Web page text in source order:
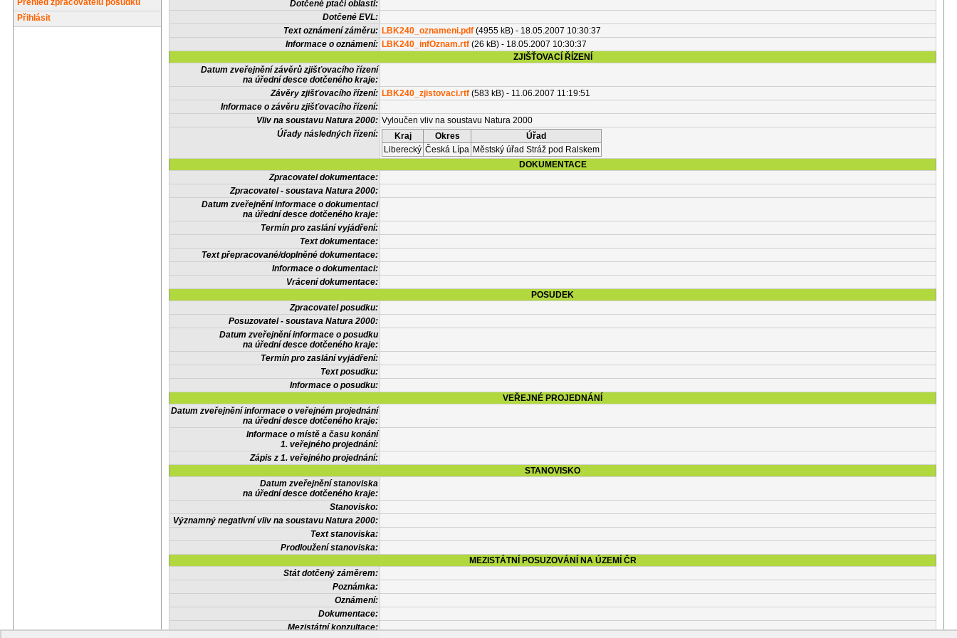
Přehled zpracovatelů posudků
Přihlásit
Dotčené ptačí oblasti:
Dotčené EVL:
Text oznámení záměru: LBK240_oznameni.pdf (4955 kB) - 18.05.2007 10:30:37
Informace o oznámení: LBK240_infOznam.rtf (26 kB) - 18.05.2007 10:30:37
ZJIŠŤOVACÍ ŘÍZENÍ
Datum zveřejnění závěrů zjišťovacího řízení
na úřední desce dotčeného kraje:
Závěry zjišťovacího řízení: LBK240_zjistovaci.rtf (583 kB) - 11.06.2007 11:19:51
Informace o závěru zjišťovacího řízení:
Vliv na soustavu Natura 2000: Vyloučen vliv na soustavu Natura 2000
Úřady následných řízení:
Kraj Okres
Úřad
Liberecký Česká Lípa Městský úřad Stráž pod Ralskem
DOKUMENTACE
Zpracovatel dokumentace:
Zpracovatel - soustava Natura 2000:
Datum zveřejnění informace o dokumentaci
na úřední desce dotčeného kraje:
Termín pro zaslání vyjádření:
Text dokumentace:
Text přepracované/doplněné dokumentace:
Informace o dokumentaci:
Vrácení dokumentace:
POSUDEK
Zpracovatel posudku:
Posuzovatel - soustava Natura 2000:
Datum zveřejnění informace o posudku
na úřední desce dotčeného kraje:
Termín pro zaslání vyjádření:
Text posudku:
Informace o posudku:
VEŘEJNÉ PROJEDNÁNÍ
Datum zveřejnění informace o veřejném projednání
na úřední desce dotčeného kraje:
Informace o místě a času konání
1. veřejného projednání:
Zápis z 1. veřejného projednání:
STANOVISKO
Datum zveřejnění stanoviska
na úřední desce dotčeného kraje:
Stanovisko:
Významný negativní vliv na soustavu Natura 2000:
Text stanoviska:
Prodloužení stanoviska:
MEZISTÁTNÍ POSUZOVÁNÍ NA ÚZEMÍ ČR
Stát dotčený záměrem:
Poznámka:
Oznámení:
Dokumentace:
Mezistátní konzultace: